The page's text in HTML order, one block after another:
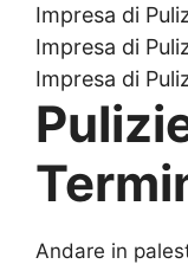
Impresa di
Impresa di
Impresa di
Andare in